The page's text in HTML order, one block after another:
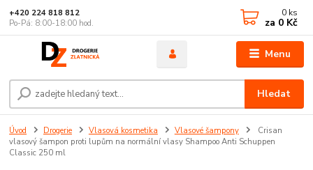
Menu
Hledat
+420 224 818 812
Po-Pá: 8:00-18:00 hod.
0 ks
za 0 Kč
Úvod Drogerie Vlasová kosmetika Vlasové šampony
Crisan
vlasový šampon proti lupům na normální vlasy Shampoo Anti Schuppen
Classic 250 ml